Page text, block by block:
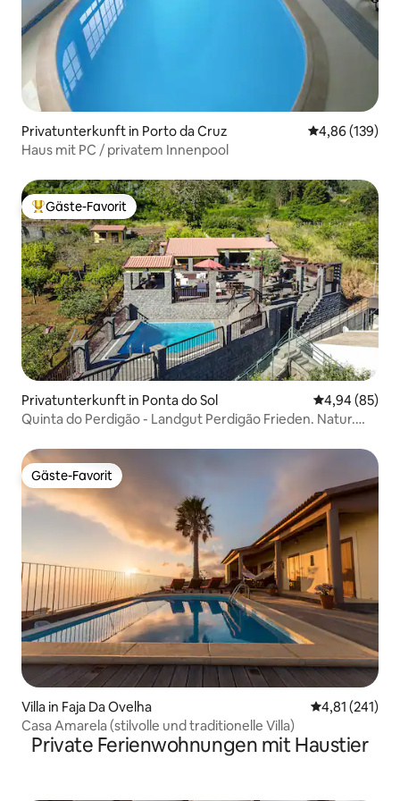
Privatunterkunft in Porto da Cruz
4,86 (139)
Haus mit PC / privatem Innenpool
Beliebter Gäste-Favorit.
Gäste-Favorit
Privatunterkunft in Ponta do Sol
4,94 (85)
Quinta do Perdigão - Landgut Perdigão Frieden. Natur.
Gäste-Favorit
Gäste-Favorit
Villa in Faja Da Ovelha
4,81 (241)
Casa Amarela (stilvolle und traditionelle Villa)
Private Ferienwohnungen mit Haustier